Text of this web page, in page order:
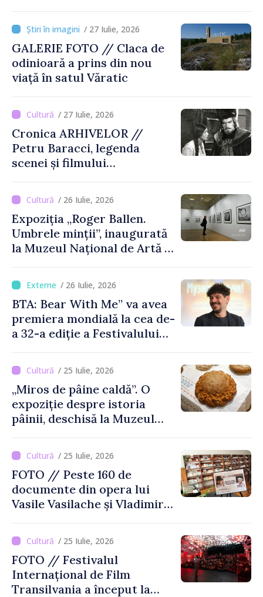
Vasile Gonciari”
/ 27 Iulie, 2026
GALERIE FOTO // Claca de
odinioară a prins din nou
viață în satul Văratic
/ 27 Iulie, 2026
Cronica ARHIVELOR //
Petru Baracci, legenda
scenei și filmului
/ 26 Iulie, 2026
Expoziția „Roger Ballen.
Umbrele minții”, inaugurată
la Muzeul Național de Artă al
/ 26 Iulie, 2026
BTA: Bear With Me” va avea
premiera mondială la cea de-
a 32-a ediție a Festivalului
august
/ 25 Iulie, 2026
„Miros de pâine caldă”. O
expoziție despre istoria
pâinii, deschisă la Muzeul
Moldovei
/ 25 Iulie, 2026
FOTO // Peste 160 de
documente din opera lui
Vasile Vasilache și Vladimir
Biblioteca Națională
/ 25 Iulie, 2026
FOTO // Festivalul
Internațional de Film
Transilvania a început la